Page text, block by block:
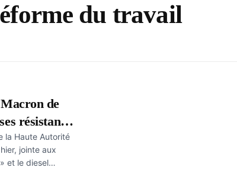
du travail
de
résistants
la Haute Autorité
jointe aux
et le diesel